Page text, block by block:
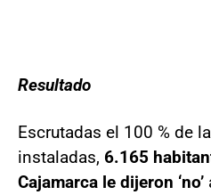
Resultado
Escrutadas el 100 % de
instaladas, 6.165
Cajamarca le dijeron ‘no’